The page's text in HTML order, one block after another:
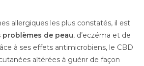
allergiques les plus constatés, il est
problèmes de peau, d’eczéma et de
à ses effets antimicrobiens, le CBD
altérées à guérir de façon